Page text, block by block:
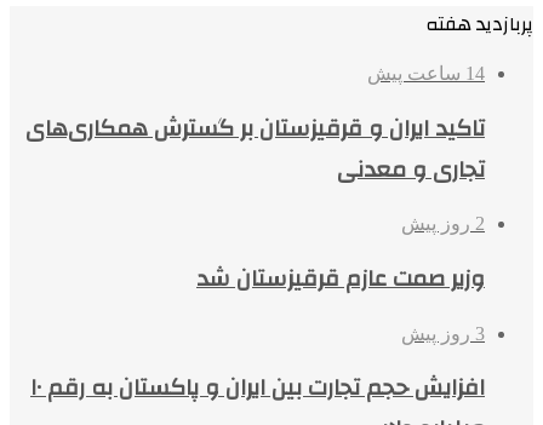
پربازدید هفته
14 ساعت پیش
تاکید ایران و قرقیزستان بر گسترش همکاری‌های
تجاری و معدنی
2 روز پیش
وزیر صمت عازم قرقیزستان شد
3 روز پیش
افزایش حجم تجارت بین ایران و پاکستان به رقم ۱۰